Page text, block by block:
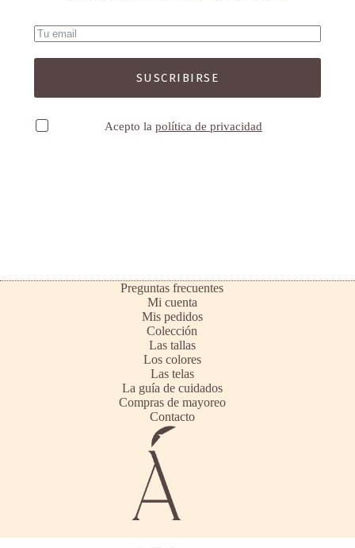
SUSCRIBIRSE
Acepto la política de privacidad
Preguntas frecuentes
Mi cuenta
Mis pedidos
Colección
Las tallas
Los colores
Las telas
La guía de cuidados
Compras de mayoreo
Contacto